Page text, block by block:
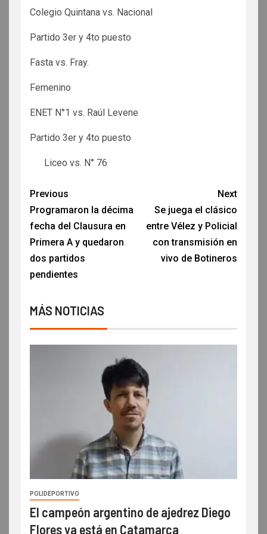
Colegio Quintana vs. Nacional
Partido 3er y 4to puesto
Fasta vs. Fray.
Femenino
ENET N°1 vs. Raúl Levene
Partido 3er y 4to puesto
Liceo vs. N° 76
Previous
Programaron la décima
fecha del Clausura en
Primera A y quedaron
dos partidos
pendientes
Next
Se juega el clásico
entre Vélez y Policial
con transmisión en
vivo de Botineros
MÁS NOTICIAS
POLIDEPORTIVO
El campeón argentino de ajedrez Diego
Flores ya está en Catamarca